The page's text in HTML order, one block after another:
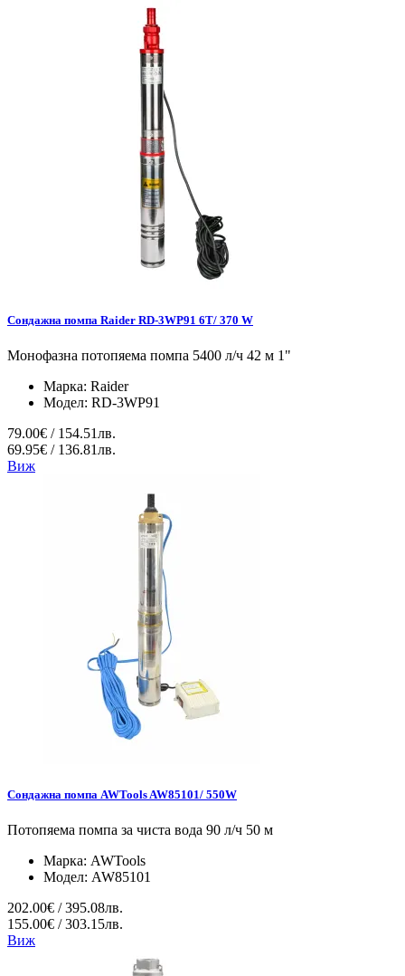
Сондажна помпа Raider RD-3WP91 6T/ 370 W
Монофазна потопяема помпа 5400 л/ч 42 м 1"
Марка: Raider
Модел: RD-3WP91
79.00€ / 154.51лв.
69.95€ / 136.81лв.
Виж
Сондажна помпа AWTools AW85101/ 550W
Потопяема помпа за чиста вода 90 л/ч 50 м
Марка: AWTools
Модел: AW85101
202.00€ / 395.08лв.
155.00€ / 303.15лв.
Виж